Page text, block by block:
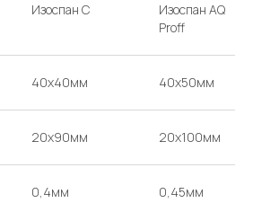
Изоспан С
Изоспан AQ
Proff
40х40мм 40х50мм
20х90мм 20х100мм
0,4мм 0,45мм
С 10:00 ДО 19:00
ВРЕМЯ РАБОТЫ